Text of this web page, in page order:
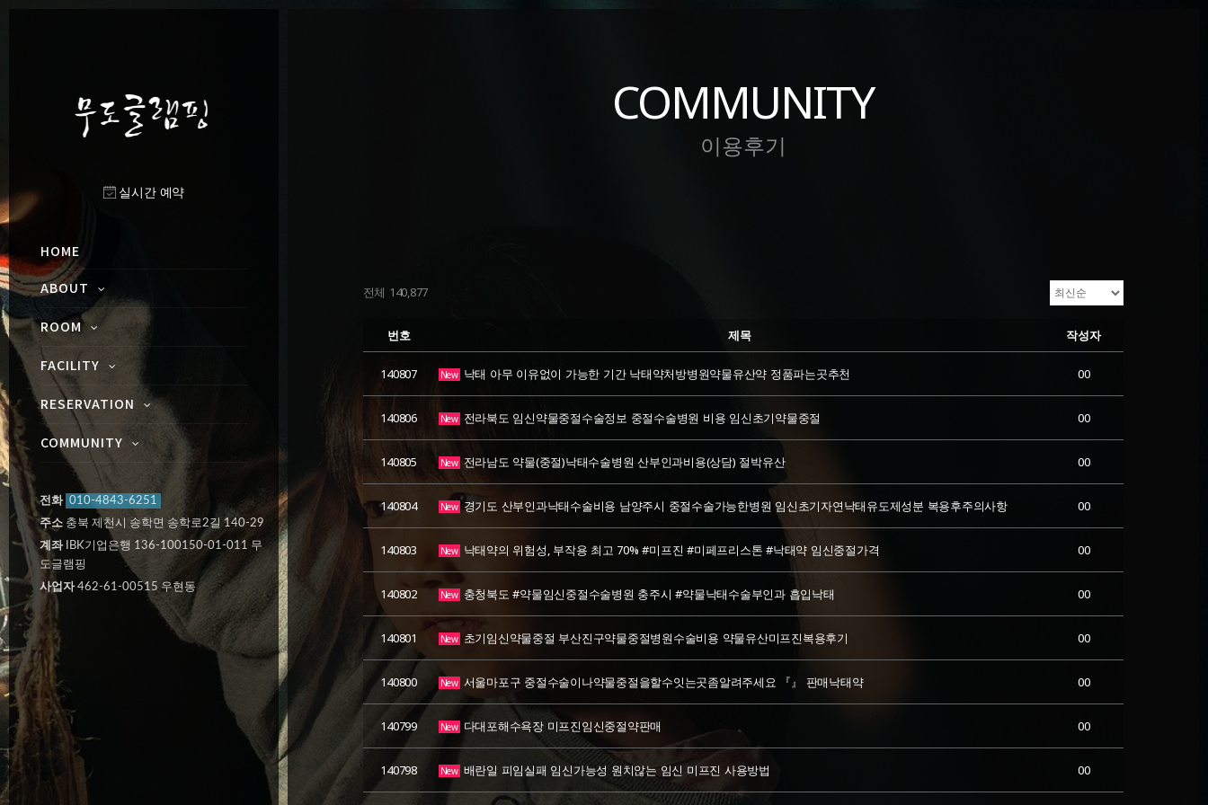
실시간 예약
HOME
ABOUT
ROOM
FACILITY
RESERVATION
COMMUNITY
전화 010-4843-6251
주소 충북 제천시 송학면 송학로2길 140-29
계좌IBK기업은행 136-100150-01-011 무
도글램핑
사업자462-61-00515 우현동
COMMUNITY
이용후기
전체 140,877
번호 제목 작성자
140807 New낙태 아무 이유없이 가능한 기간 낙태약처방병원약물유산약 정품파는곳추천 00
140806 New전라북도 임신약물중절수술정보 중절수술병원 비용 임신초기약물중절 00
140805 New전라남도 약물(중절)낙태수술병원 산부인과비용(상담) 절박유산 00
140804 New경기도 산부인과낙태수술비용 남양주시 중절수술가능한병원 임신초기자연낙태유도제성분 복용후주의사항 00
140803 New낙태약의 위험성, 부작용 최고 70% #미프진 #미페프리스톤 #낙태약 임신중절가격 00
140802 New충청북도 #약물임신중절수술병원 충주시 #약물낙태수술부인과 흡입낙­태 00
140801 New초기임신약물중절 부산진구약물중절병원수술비용 약물유산미프진복용후기 00
140800 New서울마포구 중절수술이나약물중절을할수잇는곳좀알려주세요 『』 판매낙­태약 00
140799 New다대포해수욕장 미프진임신중절약판매 00
140798 New배란일 피임실패 임신가능성 원치않는 임신 미­프진 사용방법 00